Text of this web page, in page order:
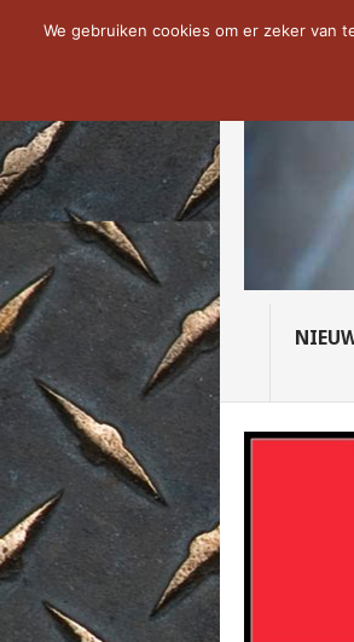
NOW
We gebruiken cookies om er zeker van